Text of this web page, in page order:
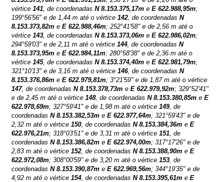
vértice 141 , de coordenadas N 8.153.375,17m e E 622.988,95m;
199°56'56" e de 1,44 m até o vértice 142 , de coordenadas N
8.153.373,82m e E 622.988,46m; 252°41'58" e de 2,56 m até o
vértice 143 , de coordenadas N 8.153.373,06m e E 622.986,02m;
294°59'03" e de 2,11 m até o vértice 144 , de coordenadas N
8.153.373,95m e E 622.984,11m; 280°58'38" e de 2,36 m até o
vértice 145, de coordenadas N 8.153.374,40m e E 622.981,79m;
321°10'13" e de 3,16 m até o vértice 146, de coordenadas N
8.153.376,86m e E 622.979,81m; 3°21'59" e de 1,87 m até o vértice
147, de coordenadas N 8.153.378,73m e E 622.979,92m; 329°52'41"
e de 2,45 m até o vértice 148, de coordenadas N 8.153.380,85m e E
622.978,69m; 327°59'41" e de 1,98 m até o vértice 149, de
coordenadas N 8.153.382,53m e E 622.977,64m; 321°59'43" e de
2,32 m até o vértice 150 , de coordenadas N 8.153.384,36m e E
622.976,21m; 318°03'51" e de 3,31 m até o vértice 151 , de
coordenadas N 8.153.386,82m e E 622.974,00m; 317°17'26" e de
2,83 m até o vértice 152 , de coordenadas N 8.153.388,90m e E
622.972,08m; 308°00'59" e de 3,20 m até o vértice 153 , de
coordenadas N 8.153.390,87m e E 622.969,56m; 344°19'35" e de
4,92 m até o vértice 154 , de coordenadas N 8.153.395,61m e E